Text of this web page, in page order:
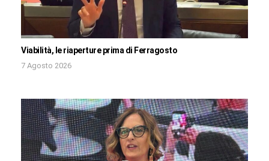
Viabilità, le riaperture prima di Ferragosto
7 Agosto 2026